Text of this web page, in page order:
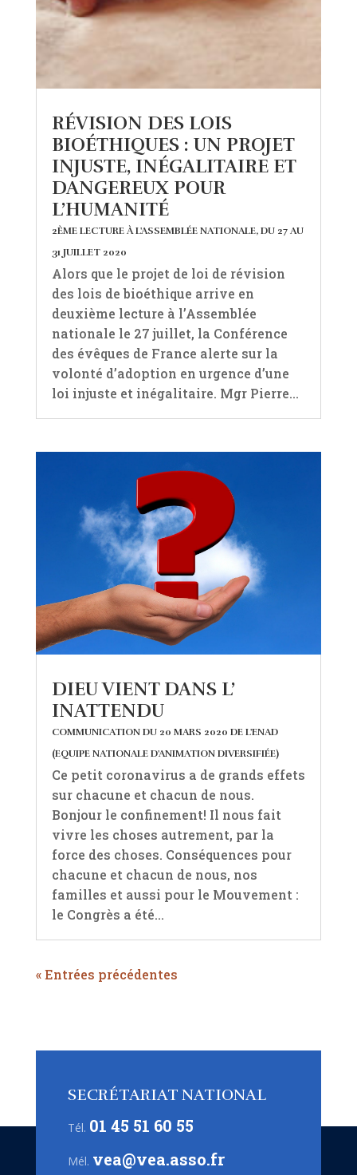
RÉVISION DES LOIS
BIOÉTHIQUES : UN PROJET
INJUSTE, INÉGALITAIRE ET
DANGEREUX POUR
L’HUMANITÉ
2ÈME LECTURE À L'ASSEMBLÉE NATIONALE, DU 27 AU
31 JUILLET 2020
Alors que le projet de loi de révision
des lois de bioéthique arrive en
deuxième lecture à l’Assemblée
nationale le 27 juillet, la Conférence
des évêques de France alerte sur la
volonté d’adoption en urgence d’une
loi injuste et inégalitaire. Mgr Pierre...
DIEU VIENT DANS L’
INATTENDU
COMMUNICATION DU 20 MARS 2020 DE L'ENAD
(EQUIPE NATIONALE D'ANIMATION DIVERSIFIÉE)
Ce petit coronavirus a de grands effets
sur chacune et chacun de nous.
Bonjour le confinement! Il nous fait
vivre les choses autrement, par la
force des choses. Conséquences pour
chacune et chacun de nous, nos
familles et aussi pour le Mouvement :
le Congrès a été...
« Entrées précédentes
SECRÉTARIAT NATIONAL
Tél. 01 45 51 60 55
Mél. vea@vea.asso.fr